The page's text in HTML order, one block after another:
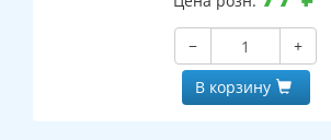
−
+
В корзину